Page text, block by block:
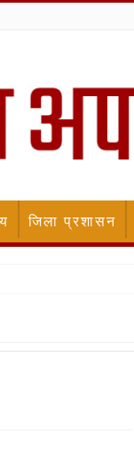
जिला प्रशासन